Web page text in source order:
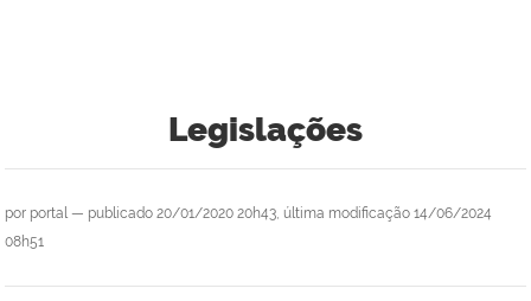
Legislações
por portal— publicado 20/01/2020 20h43, última modificação 14/06/2024
08h51